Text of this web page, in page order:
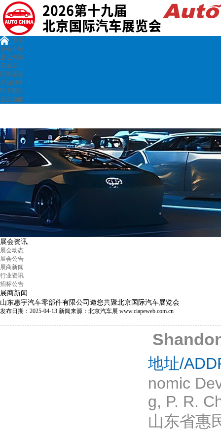
首 页
展会介绍
展会资讯
云展示
同期活动
周边服务
联系我们
观众指南
展会资讯
展会动态
展会公告
展商新闻
行业资讯
招标公告
展商新闻
山东惠宇汽车零部件有限公司邀您共聚北京国际汽车展览会
发布日期：2025-04-13 新闻来源：北京汽车展 www.ciapeweb.com.cn
地址/
nomic
g, P. R.
山东省惠